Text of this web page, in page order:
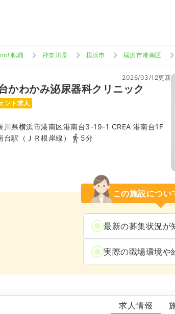
転職 神奈川県 横浜市 横浜市港南区
かわかみ泌尿器科クリニック
2026/03/12更新
ント求人
川県横浜市港南区港南台3-19-1 CREA 港南台1F
台駅（ＪＲ根岸線）
5分
この施設につい
最新の募集状況が
実際の職場環境や
港南台かわかみ泌尿
求人情報